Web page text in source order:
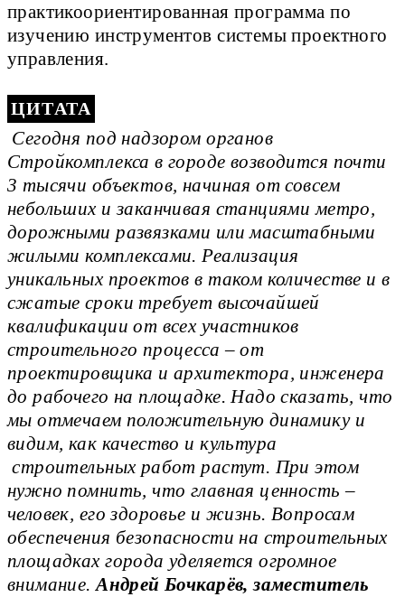
практикоориентированная программа по
изучению инструментов системы проектного
управления.
Сегодня под надзором органов
Стройкомплекса в городе возводится почти
3 тысячи объектов, начиная от совсем
небольших и заканчивая станциями метро,
дорожными развязками или масштабными
жилыми комплексами. Реализация
уникальных проектов в таком количестве и в
сжатые сроки требует высочайшей
квалификации от всех участников
строительного процесса – от
проектировщика и архитектора, инженера
до рабочего на площадке. Надо сказать, что
мы отмечаем положительную динамику и
видим, как качество и культура
строительных работ растут. При этом
нужно помнить, что главная ценность –
человек, его здоровье и жизнь. Вопросам
обеспечения безопасности на строительных
площадках города уделяется огромное
внимание.Андрей Бочкарёв, заместитель